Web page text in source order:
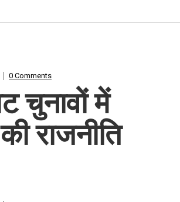
0 Comments
चुनावों में
राजनीति